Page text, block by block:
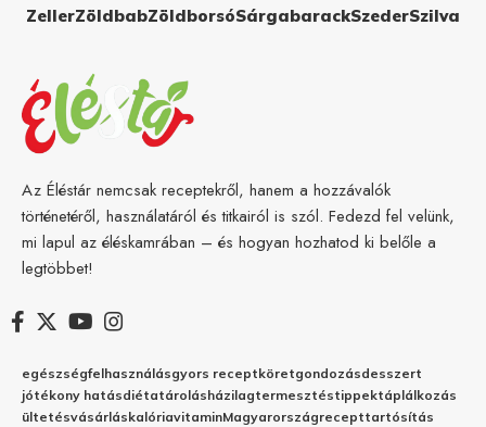
ZellerZöldbabZöldborsóSárgabarackSzederSzilva
Az Éléstár nemcsak receptekről, hanem a hozzávalók
történetéről, használatáról és titkairól is szól. Fedezd fel velünk,
mi lapul az éléskamrában – és hogyan hozhatod ki belőle a
legtöbbet!
egészségfelhasználásgyors receptköretgondozásdesszert
jótékony hatásdiétatárolásházilagtermesztéstippektáplálkozás
ültetésvásárláskalóriavitaminMagyarországrecepttartósítás